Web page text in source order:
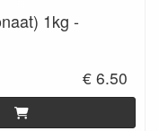
1kg -
€ 6.50